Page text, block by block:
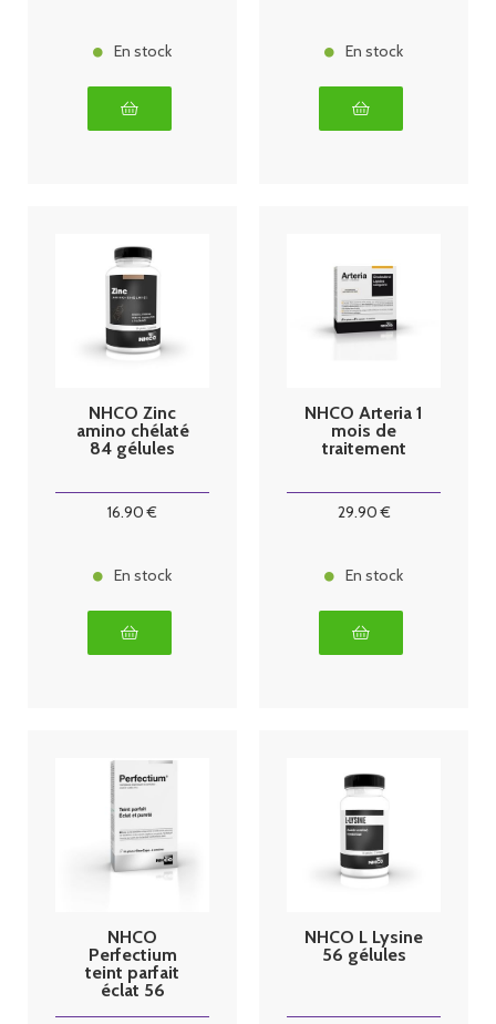
En stock En stock
NHCO Zinc
amino chélaté
84 gélules
16.90 €
En stock
NHCO Arteria 1
mois de
traitement
29.90€
En stock
NHCO
Perfectium
teint parfait
éclat 56
NHCO L Lysine
56 gélules